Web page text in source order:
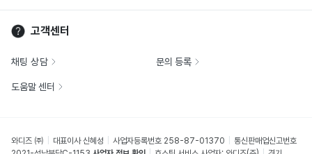
고객센터
채팅 상담 문의 등록
도움말 센터
와디즈 ㈜ 대표이사 신혜성 사업자등록번호 258-87-01370
통신판매업신고번호